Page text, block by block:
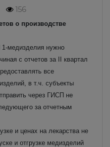
156
о производстве
медизделия нужно
с отчетов за II квартал
все
в т.ч. субъекты
через ГИСП не
за отчетным
и ценах на лекарства не
и отгрузке медизделий